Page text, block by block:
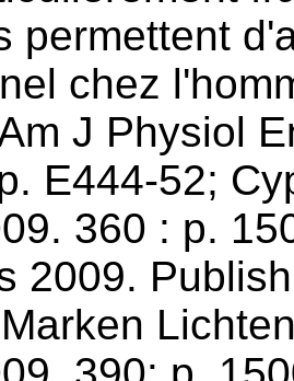
permettent
chez
J Physiol
E444-52;
360 : p.
2009.